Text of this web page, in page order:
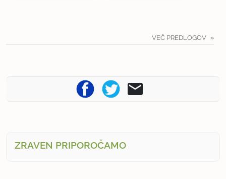
VEČ PREDLOGOV
ZRAVEN PRIPOROČAMO